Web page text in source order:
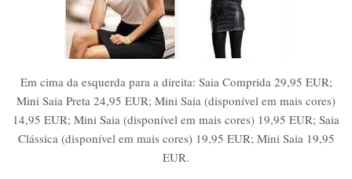
Em cima da esquerda para a direita: Saia Comprida 29,95 EUR;
Mini Saia Preta 24,95 EUR; Mini Saia (disponível em mais cores)
14,95 EUR; Mini Saia (disponível em mais cores) 19,95 EUR; Saia
Clássica (disponível em mais cores) 19,95 EUR; Mini Saia 19,95
EUR.